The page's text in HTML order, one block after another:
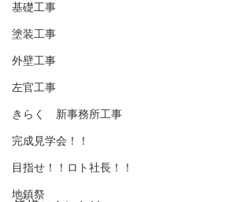
基礎工事
塗装工事
外壁工事
左官工事
きらく 新事務所工事
完成見学会！！
目指せ！！ロト社長！！
地鎮祭